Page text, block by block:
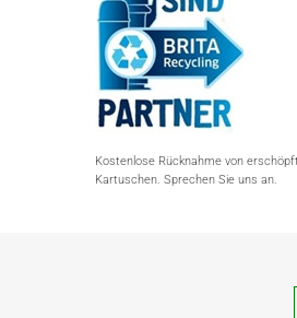
Kostenlose Rücknahme von
Kartuschen. Sprechen Sie uns an.